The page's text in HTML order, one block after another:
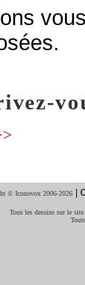
© Iconovox 2006-2026 |
Tous les dessins sur le